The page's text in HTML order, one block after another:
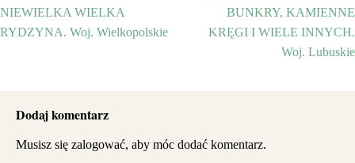
NIEWIELKA WIELKA
RYDZYNA. Woj. Wielkopolskie
BUNKRY, KAMIENNE
KRĘGI I WIELE INNYCH.
Woj. Lubuskie
Dodaj komentarz
Musisz się zalogować, aby móc dodać komentarz.